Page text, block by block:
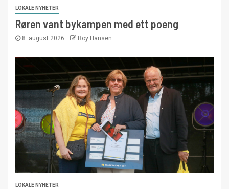
LOKALE NYHETER
Røren vant bykampen med ett poeng
8. august 2026 Roy Hansen
LOKALE NYHETER